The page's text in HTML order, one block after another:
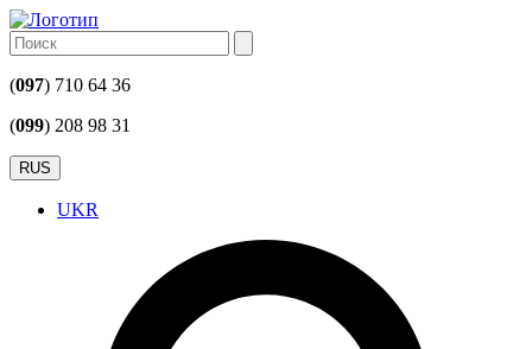
(097) 710 64 36
(099) 208 98 31
RUS
UKR